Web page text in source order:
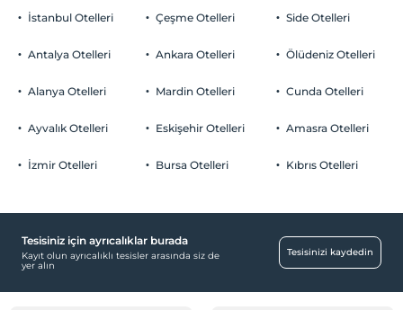
Otopark (Tesis bünyesinde)
Isıtmalı Havuz
Odalar
Sigara
Çocuklar
Her bir oda için 3 yaşına kadar 1 çocuk ücretsizdir
İstanbul Otelleri
Antalya Otelleri
Alanya Otelleri
Ayvalık Otelleri
İzmir Otelleri
Çeşme Otelleri
Ankara Otelleri
Mardin Otelleri
Eskişehir Otelleri
Bursa Otelleri
Side Otelleri
Ölüdeniz Otelleri
Cunda Otelleri
Amasra Otelleri
Kıbrıs Otelleri
Tesisiniz için ayrıcalıklar burada
Kayıt olun ayrıcalıklı tesisler arasında siz de
yer alın
Tesisinizi kaydedin